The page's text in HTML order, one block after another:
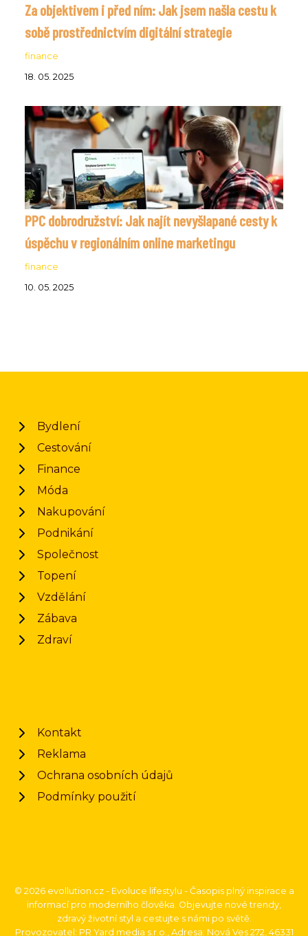
Za objektivem i před ním: Jak jsem našla cestu k
sobě prostřednictvím digitální strategie
finance
18. 05. 2025
PPC dobrodružství: Jak najít nevyšlapané cesty k
úspěchu v regionálním online marketingu
finance
10. 05. 2025
Bydlení
Cestování
Finance
Móda
Nakupování
Podnikání
Společnost
Topení
Vzdělání
Zábava
Zdraví
Kontakt
Reklama
Ochrana osobních údajů
Podmínky použití
© 2026 evollution.cz - Evoluce lifestylu - Časopis plný inspirace a
informací pro moderního člověka. Objevujte nové trendy,
zdravý životní styl a cestujte s námi po světě.
Provozovatel: PR Yard media s.r.o., Adresa: Nová Ves 272, 46331